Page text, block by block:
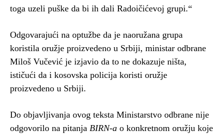
toga uzeli puške da bi ih dali Radoičićevoj grupi.“
Odgovarajući na optužbe da je naoružana grupa
koristila oružje proizvedeno u Srbiji, ministar odbrane
Miloš Vučević je izjavio da to ne dokazuje ništa,
ističući da i kosovska policija koristi oružje
proizvedeno u Srbiji.
Do objavljivanja ovog teksta Ministarstvo odbrane nije
odgovorilo na pitanja BIRN-a o konkretnom oružju koje